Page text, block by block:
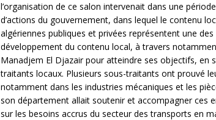
l’organisation de ce salon intervenait dans une
d’actions du gouvernement, dans lequel le contenu
algériennes publiques et privées représentent une
développement du contenu local, à travers
Manadjem El Djazair pour atteindre ses objectifs, en
traitants locaux. Plusieurs sous-traitants ont prouvé
notamment dans les industries mécaniques et les
son département allait soutenir et accompagner ces
sur les besoins accrus du secteur des transports en